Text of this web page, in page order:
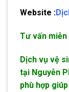
Website :
Tư vấn miễn
Dịch vụ vệ
tại Nguyễn
phù hợp